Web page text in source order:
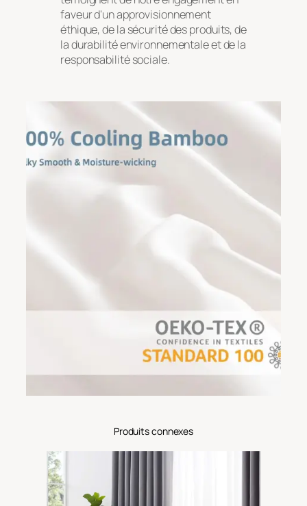
faveur d'un approvisionnement
éthique, de la sécurité des produits, de
la durabilité environnementale et de la
responsabilité sociale.
Produits connexes